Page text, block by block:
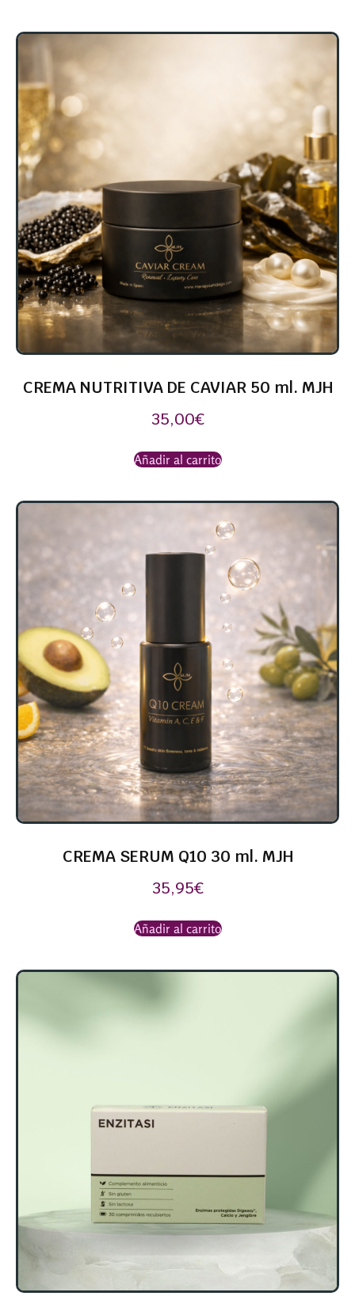
CREMA NUTRITIVA DE CAVIAR 50 ml. MJH
35,00€
Añadir al carrito
CREMA SERUM Q10 30 ml. MJH
35,95€
Añadir al carrito